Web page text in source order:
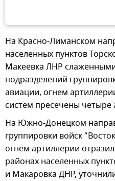
На Красно-Лиманском
населенных пунктов
Макеевка ЛНР
подразделений
авиации, огнем
систем пресечены четыре
На Южно-Донецком
группировки войск
огнем артиллерии
районах населенных
и Макаровка ДНР,